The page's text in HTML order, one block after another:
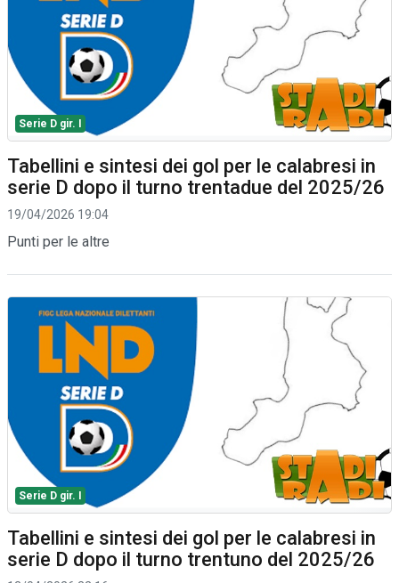
Serie D gir. I
Tabellini e sintesi dei gol per le calabresi in
serie D dopo il turno trentadue del 2025/26
19/04/2026 19:04
Punti per le altre
Serie D gir. I
Tabellini e sintesi dei gol per le calabresi in
serie D dopo il turno trentuno del 2025/26